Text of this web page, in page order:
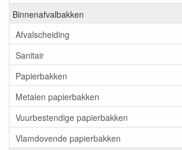
Binnenafvalbakken
Afvalscheiding
Sanitair
Papierbakken
Metalen papierbakken
Vuurbestendige papierbakken
Vlamdovende papierbakken